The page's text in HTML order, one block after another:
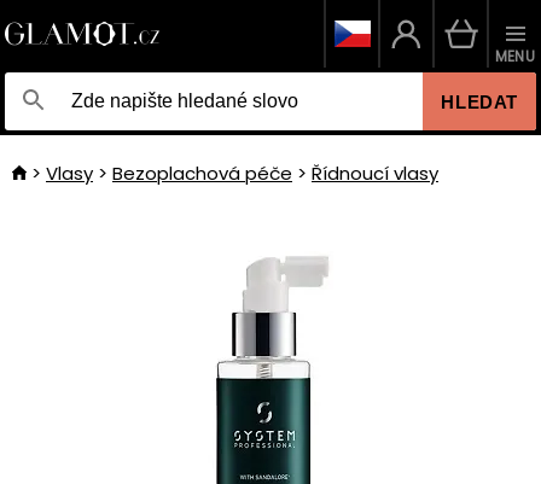
HLEDAT
MENU
Vlasy Bezoplachová péče Řídnoucí vlasy